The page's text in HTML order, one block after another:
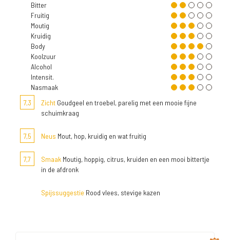
Bitter
Fruitig
Moutig
Kruidig
Body
Koolzuur
Alcohol
Intensit.
Nasmaak
7,3
Zicht Goudgeel en troebel, parelig met een mooie fijne
schuimkraag
7,5 Neus Mout, hop, kruidig en wat fruitig
7,7 Smaak Moutig, hoppig, citrus, kruiden en een mooi bittertje
in de afdronk
Spijssuggestie Rood vlees, stevige kazen